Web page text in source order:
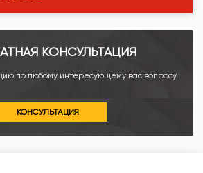
КОНСУЛЬТАЦИЯ
по любому интересующему вас вопросу
КОНСУЛЬТАЦИЯ